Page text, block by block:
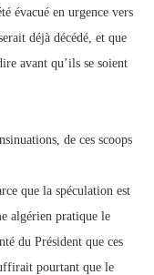
évacué en urgence vers
déjà décédé, et que
avant qu’ils se soient
de ces scoops
que la spéculation est
algérien pratique le
du Président que ces
pourtant que le